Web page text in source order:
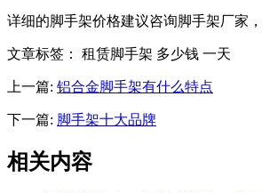
详细的脚手架价格建议咨询脚手架厂家
文章标签： 租赁脚手架 多少钱 一天
上一篇: 铝合金脚手架有什么特点
下一篇: 脚手架十大品牌
相关内容